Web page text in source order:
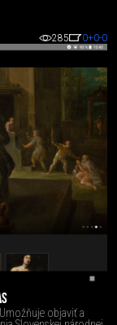
285 0+0-0
objaviť a